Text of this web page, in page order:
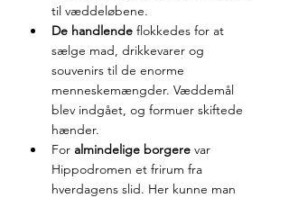
til væddeløbene.
De handlende flokkedes for at
sælge mad, drikkevarer og
souvenirs til de enorme
menneskemængder. Væddemål
blev indgået, og formuer skiftede
hænder.
For almindelige borgere var
Hippodromen et frirum fra
hverdagens slid. Her kunne man